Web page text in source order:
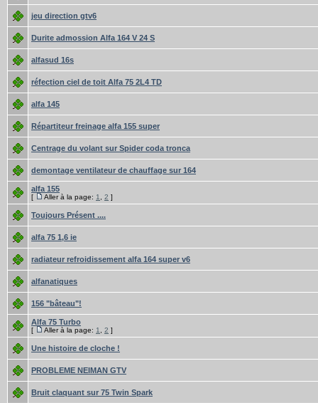
jeu direction gtv6
Durite admossion Alfa 164 V 24 S
alfasud 16s
réfection ciel de toit Alfa 75 2L4 TD
alfa 145
Répartiteur freinage alfa 155 super
Centrage du volant sur Spider coda tronca
demontage ventilateur de chauffage sur 164
alfa 155
[ Aller à la page: 1 2 ]
Toujours Présent ....
alfa 75 1,6 ie
radiateur refroidissement alfa 164 super v6
alfanatiques
156 "bâteau"!
Alfa 75 Turbo
[ Aller à la page: 1 2 ]
Une histoire de cloche !
PROBLEME NEIMAN GTV
Bruit claquant sur 75 Twin Spark